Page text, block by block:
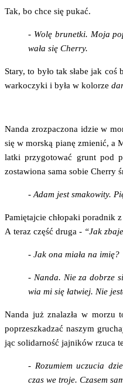
Tak, bo chce się pukać.
- Wolę bru­net­ki. Moja
wa­ła się Cherry.
Sta­ry, to było tak sła­be jak coś
war­ko­czy­ki i była w kolo­rze
Nan­da zroz­pa­czo­na idzie w
się w mor­ską pia­nę zmie­nić, a
lat­ki przy­go­to­wać grunt pod
zosta­wio­na sama sobie Cher­ry
- Adam jest sma­ko­wi­ty.
Pamię­taj­cie chło­pa­ki porad­nik
A teraz część dru­ga - “Jak
- Jak ona mia­ła na imię?
- Nan­da. Nie za dobrze
wia mi się łatwiej. Nie
Nan­da już zna­la­zła w morzu
poprzesz­ka­dzać naszym
jąc soli­dar­ność jaj­ni­ków rzu­ca
- Rozu­miem uczu­cia
czas we tro­je. Cza­sem